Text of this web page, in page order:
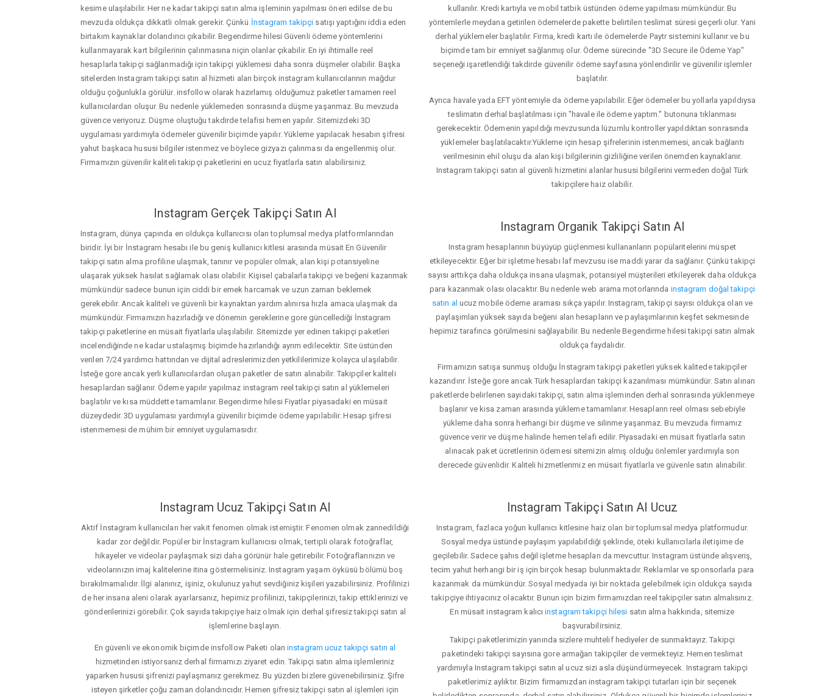
kesime ulaşılabilir. Her ne kadar takipçi satın alma işleminin yapılması öneri edilse de bu
mevzuda oldukça dikkatli olmak gerekir. Çünkü İnstagram takipçi satışı yaptığını iddia eden
birtakım kaynaklar dolandırıcı çıkabilir. Begendirme hilesi Güvenli ödeme yöntemlerini
kullanmayarak kart bilgilerinin çalınmasına niçin olanlar çıkabilir. En iyi ihtimalle reel
hesaplarla takipçi sağlanmadığı için takipçi yüklemesi daha sonra düşmeler olabilir. Başka
sitelerden Instagram takipçi satın al hizmeti alan birçok instagram kullanıcılarının mağdur
olduğu çoğunlukla görülür. insfollow olarak hazırlamış olduğumuz paketler tamamen reel
kullanıcılardan oluşur. Bu nedenle yüklemeden sonrasında düşme yaşanmaz. Bu mevzuda
güvence veriyoruz. Düşme oluştuğu takdirde telafisi hemen yapılır. Sitemizdeki 3D
uygulaması yardımıyla ödemeler güvenilir biçimde yapılır. Yükleme yapılacak hesabın şifresi
yahut başkaca hususi bilgiler istenmez ve böylece gizyazı çalınması da engellenmiş olur.
Firmamızın güvenilir kaliteli takipçi paketlerini en ucuz fiyatlarla satın alabilirsiniz.
kullanılır. Kredi kartıyla ve mobil tatbik üstünden ödeme yapılması mümkündür. Bu
yöntemlerle meydana getirilen ödemelerde pakette belirtilen teslimat süresi geçerli olur. Yani
derhal yüklemeler başlatılır. Firma, kredi kartı ile ödemelerde Paytr sistemini kullanır ve bu
biçimde tam bir emniyet sağlanmış olur. Ödeme sürecinde "3D Secure ile Ödeme Yap"
seçeneği işaretlendiği takdirde güvenilir ödeme sayfasına yönlendirilir ve güvenilir işlemler
başlatılır.
Ayrıca havale yada EFT yöntemiyle da ödeme yapılabilir. Eğer ödemeler bu yollarla yapıldıysa
teslimatın derhal başlatılması için "havale ile ödeme yaptım." butonuna tıklanması
gerekecektir. Ödemenin yapıldığı mevzusunda lüzumlu kontroller yapıldıktan sonrasında
yüklemeler başlatılacaktır.Yükleme için hesap şifrelerinin istenmemesi, ancak bağlantı
verilmesinin ehil oluşu da alan kişi bilgilerinin gizliliğine verilen önemden kaynaklanır.
Instagram takipçi satın al güvenli hizmetini alanlar hususi bilgilerini vermeden doğal Türk
takipçilere haiz olabilir.
Instagram Gerçek Takipçi Satın Al
Instagram, dünya çapında en oldukça kullanıcısı olan toplumsal medya platformlarından
biridir. İyi bir İnstagram hesabı ile bu geniş kullanıcı kitlesi arasında müsait En Güvenilir
takipçi satın alma profiline ulaşmak, tanınır ve popüler olmak, alan kişi potansiyeline
ulaşarak yüksek hasılat sağlamak olası olabilir. Kişisel çabalarla takipçi ve beğeni kazanmak
mümkündür sadece bunun için ciddi bir emek harcamak ve uzun zaman beklemek
gerekebilir. Ancak kaliteli ve güvenli bir kaynaktan yardım alınırsa hızla amaca ulaşmak da
mümkündür. Firmamızın hazırladığı ve dönemin gereklerine gore güncellediği İnstagram
takipçi paketlerine en müsait fiyatlarla ulaşılabilir. Sitemizde yer edinen takipçi paketleri
incelendiğinde ne kadar ustalaşmış biçimde hazırlandığı ayrım edilecektir. Site üstünden
verilen 7/24 yardımcı hattından ve dijital adreslerimizden yetkililerimize kolayca ulaşılabilir.
İsteğe gore ancak yerli kullanıcılardan oluşan paketler de satın alınabilir. Takipçiler kaliteli
hesaplardan sağlanır. Ödeme yapılır yapılmaz instagram reel takipçi satın al yüklemeleri
başlatılır ve kısa müddette tamamlanır. Begendirme hilesi Fiyatlar piyasadaki en müsait
düzeydedir. 3D uygulaması yardımıyla güvenilir biçimde ödeme yapılabilir. Hesap şifresi
istenmemesi de mühim bir emniyet uygulamasıdır.
Instagram Organik Takipçi Satın Al
Instagram hesaplarının büyüyüp güçlenmesi kullananların popülaritelerini müspet
etkileyecektir. Eğer bir işletme hesabı laf mevzusu ise maddi yarar da sağlanır. Çünkü takipçi
sayısı arttıkça daha oldukça insana ulaşmak, potansiyel müşterileri etkileyerek daha oldukça
para kazanmak olası olacaktır. Bu nedenle web arama motorlarında instagram doğal takipçi
satın al ucuz mobile ödeme araması sıkça yapılır. Instagram, takipçi sayısı oldukça olan ve
paylaşımları yüksek sayıda beğeni alan hesapların ve paylaşımlarının keşfet sekmesinde
hepimiz tarafınca görülmesini sağlayabilir. Bu nedenle Begendirme hilesi takipçi satın almak
oldukça faydalıdır.
Firmamızın satışa sunmuş olduğu İnstagram takipçi paketleri yüksek kalitede takipçiler
kazandırır. İsteğe gore ancak Türk hesaplardan takipçi kazanılması mümkündür. Satın alınan
paketlerde belirlenen sayıdaki takipçi, satın alma işleminden derhal sonrasında yüklenmeye
başlanır ve kısa zaman arasında yükleme tamamlanır. Hesapların reel olması sebebiyle
yükleme daha sonra herhangi bir düşme ve silinme yaşanmaz. Bu mevzuda firmamız
güvence verir ve düşme halinde hemen telafi edilir. Piyasadaki en müsait fiyatlarla satın
alınacak paket ücretlerinin ödemesi sitemizin almış olduğu önlemler yardımıyla son
derecede güvenlidir. Kaliteli hizmetlerimiz en müsait fiyatlarla ve güvenle satın alınabilir.
Instagram Ucuz Takipçi Satın Al
Aktif İnstagram kullanıcıları her vakit fenomen olmak istemiştir. Fenomen olmak zannedildiği
kadar zor değildir. Popüler bir İnstagram kullanıcısı olmak, tertipli olarak fotoğraflar,
hikayeler ve videolar paylaşmak sizi daha görünür hale getirebilir. Fotoğraflarınızın ve
videolarınızın imaj kalitelerine itina göstermelisiniz. Instagram yaşam öyküsü bölümü boş
bırakılmamalıdır. İlgi alanınız, işiniz, okulunuz yahut sevdiğiniz kişileri yazabilirsiniz. Profilinizi
de her insana aleni olarak ayarlarsanız, hepimiz profilinizi, takipçilerinizi, takip ettiklerinizi ve
gönderilerinizi görebilir. Çok sayıda takipçiye haiz olmak için derhal şifresiz takipçi satın al
işlemlerine başlayın.
En güvenli ve ekonomik biçimde insfollow Paketi olaninstagram ucuz takipçi satın al
hizmetinden istiyorsanız derhal firmamızı ziyaret edin. Takipçi satın alma işlemleriniz
yaparken hususi şifrenizi paylaşmanız gerekmez. Bu yüzden bizlere güvenebilirsiniz. Şifre
isteyen şirketler çoğu zaman dolandırıcıdır. Hemen şifresiz takipçi satın al işlemleri için
Instagram Takipçi Satın Al Ucuz
Instagram, fazlaca yoğun kullanıcı kitlesine haiz olan bir toplumsal medya platformudur.
Sosyal medya üstünde paylaşım yapılabildiği şeklinde, öteki kullanıcılarla iletişime de
geçilebilir. Sadece şahıs değil işletme hesapları da mevcuttur. Instagram üstünde alışveriş,
tecim yahut herhangi bir iş için birçok hesap bulunmaktadır. Reklamlar ve sponsorlarla para
kazanmak da mümkündür. Sosyal medyada iyi bir noktada gelebilmek için oldukça sayıda
takipçiye ihtiyacınız olacaktır. Bunun için bizim firmamızdan reel takipçiler satın almalısınız.
En müsait instagram kalıcıinstagram takipçi hilesi satın alma hakkında, sitemize
başvurabilirsiniz.
Takipçi paketlerimizin yanında sizlere muhtelif hediyeler de sunmaktayız. Takipçi
paketindeki takipçi sayısına gore armağan takipçiler de vermekteyiz. Hemen teslimat
yardımıyla Instagram takipçi satın al ucuz sizi asla düşündürmeyecek. Instagram takipçi
paketlerimiz aylıktır. Bizim firmamızdan instagram takipçi tutarları için bir seçenek